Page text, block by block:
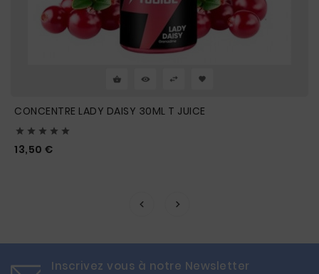
CONCENTRE LADY DAISY 30ML T JUICE
    
13,50 €
Inscrivez vous à notre Newsletter